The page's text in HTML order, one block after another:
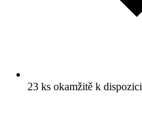
23 ks okamžitě k dispozici